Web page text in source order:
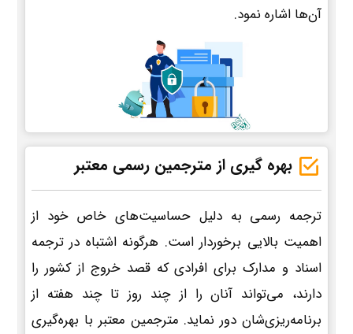
آن‌ها اشاره نمود.
بهره گیری از مترجمین رسمی معتبر
ترجمه رسمی به دلیل حساسیت‌های خاص خود از
اهمیت بالایی برخوردار است. هرگونه اشتباه در ترجمه
اسناد و مدارک برای افرادی که قصد خروج از کشور را
دارند، می‌تواند آنان را از چند روز تا چند هفته از
برنامه‌ریزی‌شان دور نماید. مترجمین معتبر با بهره‌گیری